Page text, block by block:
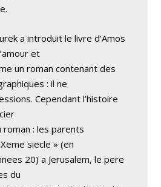
a introduit le livre d’Amos
et
un roman contenant des
: il ne
Cependant l’histoire
: les parents
siecle » (en
20) a Jerusalem, le pere
du